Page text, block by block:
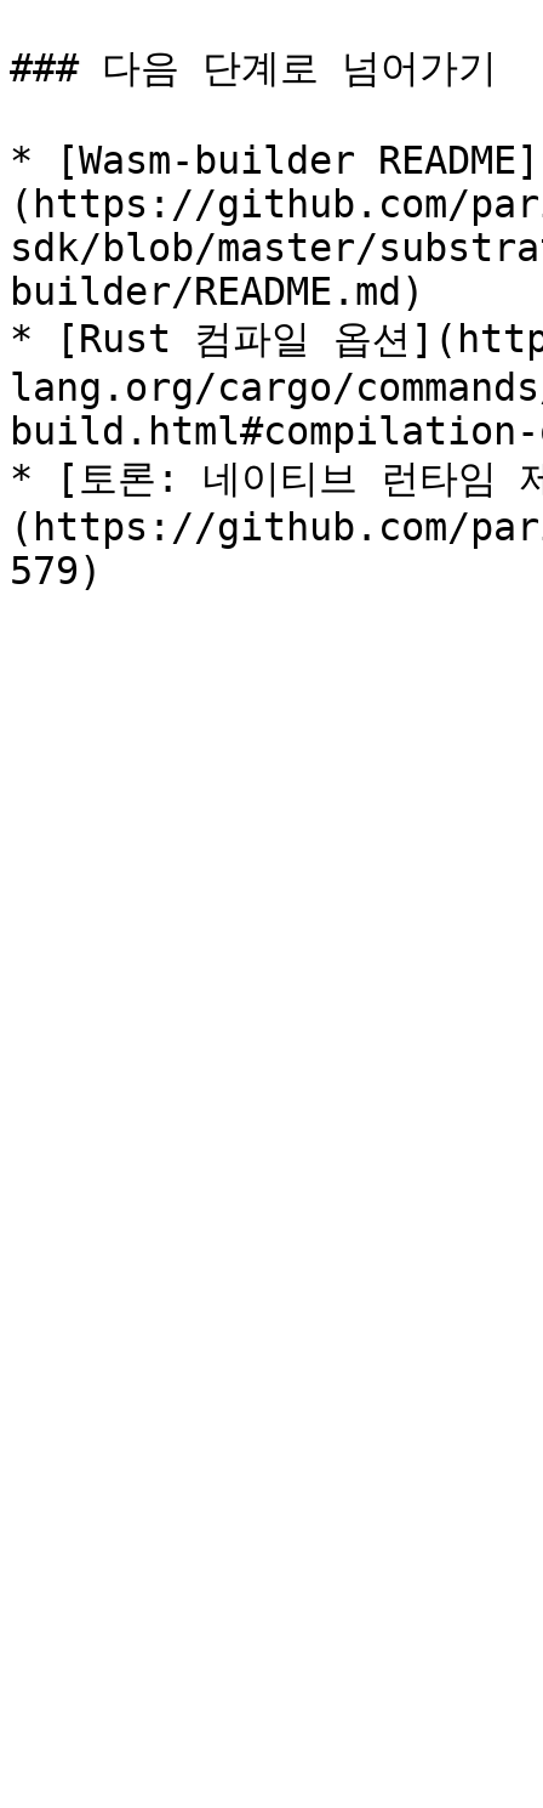
### 다음 단계로 넘어가기
* [Wasm-builder README]
(https://github.com/
sdk/blob/master/
builder/README.md)
* [Rust 컴파일 옵션
lang.org/cargo/
* [토론: 네이티브 런타임
(https://github.com/